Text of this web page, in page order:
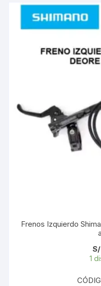
Frenos Izquierdo
S/
1